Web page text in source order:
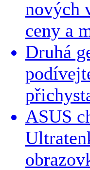
nových
ceny a
Druhá
ASUS